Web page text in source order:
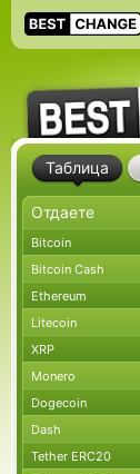
Таблица
Bitcoin
Bitcoin Cash
Ethereum
Litecoin
XRP
Monero
Dogecoin
Dash
Tether ERC20